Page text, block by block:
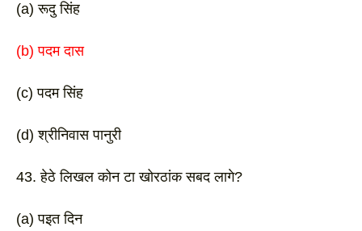
(a) रूदु सिंह
(b) पदम दास
(c) पदम सिंह
(d) श्रीनिवास पानुरी
43. हेठे लिखल कोन टा खोरठांक सबद लागे?
(a) पइत दिन